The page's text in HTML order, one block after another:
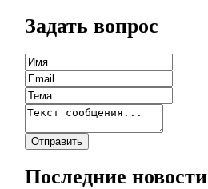
Задать вопрос
Последние новости